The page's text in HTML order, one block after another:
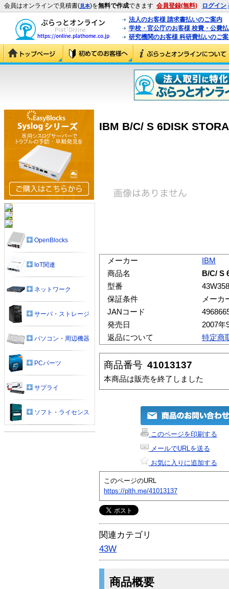
会員はオンラインで見積書(見本)を無料で作成できます 会員登録(無料) ログイン
法人のお客様 請求書払いのご案内
学校・官公庁のお客様 校費・公費
研究機関のお客様 科研費払いのご
IBM B/C/ S 6DISK
メーカー
IBM
商品名
B/C/ S
型番
保証条件
メーカ
JANコード
発売日
2007年
返品について
特定商
商品番号 41013137
本商品は販売を終了しました
このページを印刷する
メールでURLを送る
お気に入りに追加する
このページのURL
https://plth.me/41013137
関連カテゴリ
43W
商品概要
OpenBlocks
IoT関連
ネットワーク
サーバ・ストレージ
パソコン・周辺機器
PCパーツ
サプライ
ソフト・ライセンス